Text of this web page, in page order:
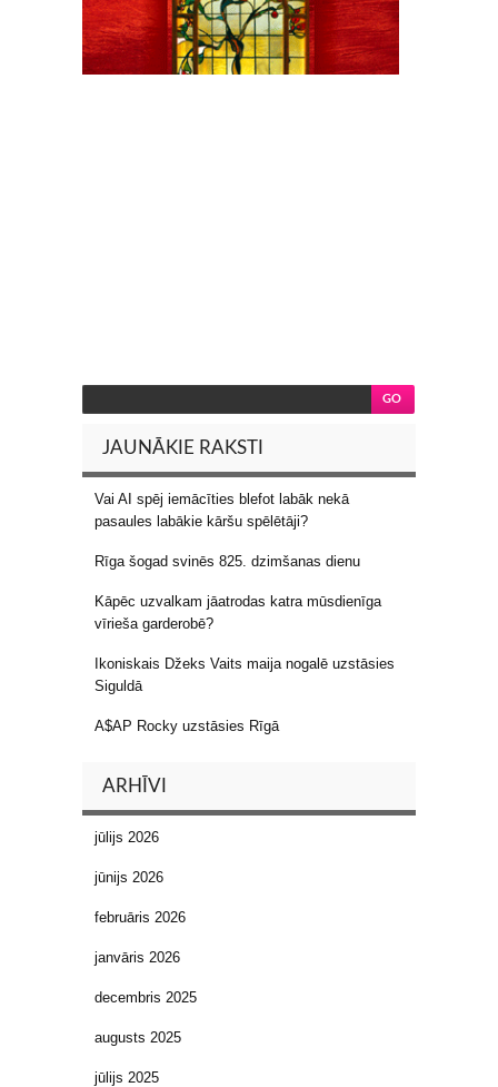
JAUNĀKIE RAKSTI
Vai AI spēj iemācīties blefot labāk nekā
pasaules labākie kāršu spēlētāji?
Rīga šogad svinēs 825. dzimšanas dienu
Kāpēc uzvalkam jāatrodas katra mūsdienīga
vīrieša garderobē?
Ikoniskais Džeks Vaits maija nogalē uzstāsies
Siguldā
A$AP Rocky uzstāsies Rīgā
ARHĪVI
jūlijs 2026
jūnijs 2026
februāris 2026
janvāris 2026
decembris 2025
augusts 2025
jūlijs 2025